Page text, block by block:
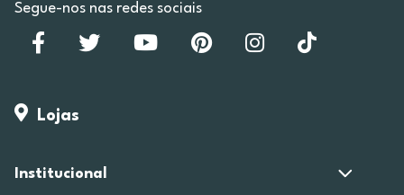
Segue-nos nas redes sociais
Lojas
Institucional